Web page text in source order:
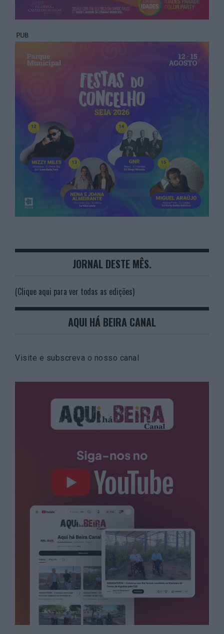
JORNAL DESTE MÊS.
(Clique aqui para ver todas as edições)
AQUI HÁ BEIRA CANAL
Visite e subscreva o nosso canal